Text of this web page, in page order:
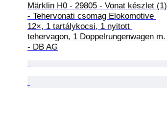
Märklin H0 - 29805 - Vonat készlet (1)
- Tehervonati csomag Elokomotive
12×, 1 tartálykocsi, 1 nyitott
tehervagon, 1 Doppelrungenwagen m.
- DB AG